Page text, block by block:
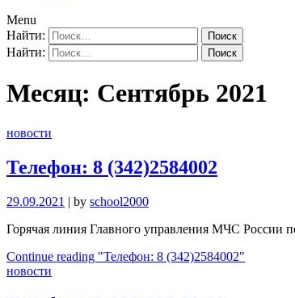
Menu
Найти:
Найти:
Месяц: Сентябрь 2021
новости
Телефон: 8 (342)2584002
29.09.2021 | by school2000
Горячая линия Главного управления МЧС России
Continue reading "Телефон: 8 (342)2584002"
новости